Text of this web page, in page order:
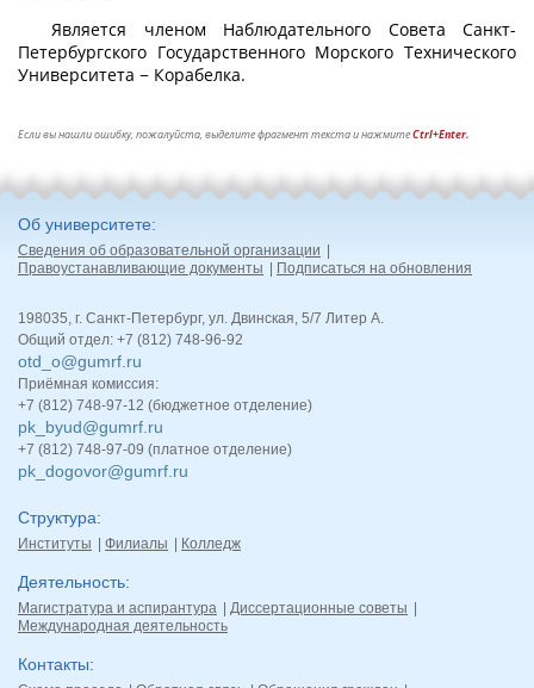
Является членом Наблюдательного Совета Санкт-
Петербургского Государственного Морского Технического
Университета − Корабелка.
Если вы нашли ошибку, пожалуйста, выделите фрагмент текста и нажмитеCtrl+Enter.
Об университете
Сведения об образовательной организации
Правоустанавливающие документы
Подписаться на обновления
198035, г. Санкт-Петербург, ул. Двинская, 5/7 Литер А.
Общий отдел: +7 (812) 748-96-92
otd_o@gumrf.ru
Приёмная комиссия:
+7 (812) 748-97-12 (бюджетное отделение)
pk_byud@gumrf.ru
+7 (812) 748-97-09 (платное отделение)
pk_dogovor@gumrf.ru
Структура
Институты Филиалы Колледж
Деятельность
Магистратура и аспирантура
Диссертационные советы
Международная деятельность
Контакты